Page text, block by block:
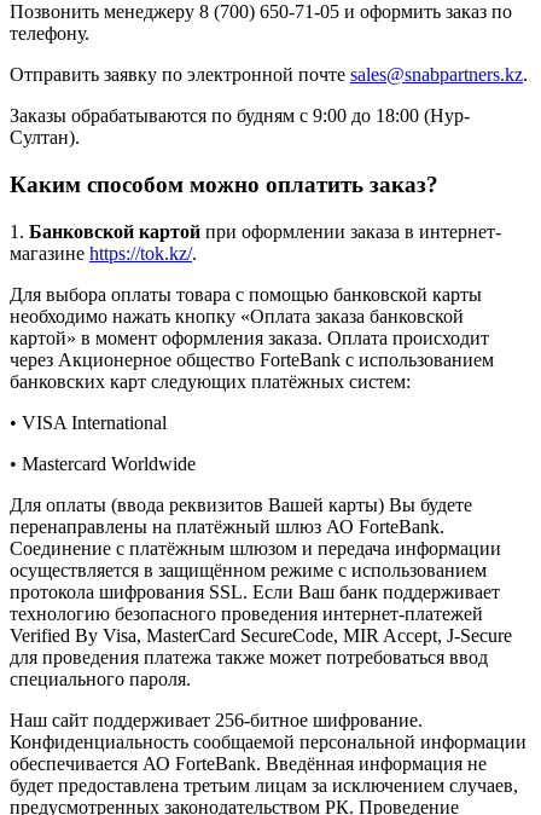
Позвонить менеджеру 8 (700) 650-71-05 и оформить заказ по
телефону.
Отправить заявку по электронной почте sales@snabpartners.kz.
Заказы обрабатываются по будням с 9:00 до 18:00 (Нур-
Султан).
Каким способом можно оплатить заказ?
1. Банковской картой при оформлении заказа в интернет-
магазине https://tok.kz/.
Для выбора оплаты товара с помощью банковской карты
необходимо нажать кнопку «Оплата заказа банковской
картой» в момент оформления заказа. Оплата происходит
через Акционерное общество ForteBank с использованием
банковских карт следующих платёжных систем:
• VISA International
• Mastercard Worldwide
Для оплаты (ввода реквизитов Вашей карты) Вы будете
перенаправлены на платёжный шлюз АО ForteBank.
Соединение с платёжным шлюзом и передача информации
осуществляется в защищённом режиме с использованием
протокола шифрования SSL. Если Ваш банк поддерживает
технологию безопасного проведения интернет-платежей
Verified By Visa, MasterCard SecureCode, MIR Accept, J-Secure
для проведения платежа также может потребоваться ввод
специального пароля.
Наш сайт поддерживает 256-битное шифрование.
Конфиденциальность сообщаемой персональной информации
обеспечивается АО ForteBank. Введённая информация не
будет предоставлена третьим лицам за исключением случаев,
предусмотренных законодательством РК. Проведение